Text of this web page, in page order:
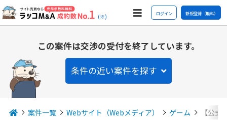
(※) ログイン 新規登録（無料）
この案件は交渉の受付を終了しています。
条件の近い案件を探す
案件一覧 Webサイト（Webメディア） ゲーム 【公